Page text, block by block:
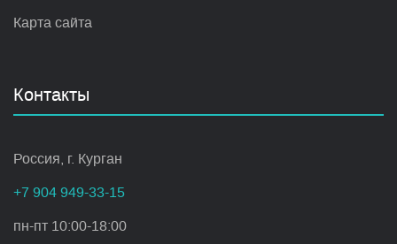
Карта сайта
Контакты
Россия, г. Курган
+7 904 949-33-15
пн-пт 10:00-18:00